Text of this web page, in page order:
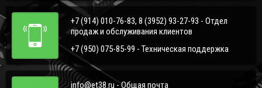
+7 (914) 010-76-83, 8 (3952) 93-27-93 - Отдел
продаж и обслуживания клиентов
+7 (950) 075-85-99 - Техническая поддержка
info@et38.ru - Общая почта